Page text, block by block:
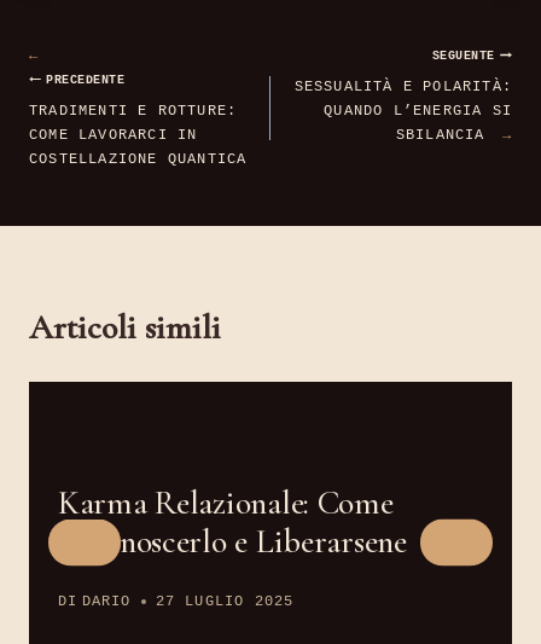
Navigazione
articoli
PRECEDENTE
TRADIMENTI E ROTTURE:
COME LAVORARCI IN
COSTELLAZIONE QUANTICA
SEGUENTE
SESSUALITÀ E POLARITÀ:
QUANDO L’ENERGIA SI
SBILANCIA
Articoli simili
Karma Relazionale: Come
Riconoscerlo e Liberarsene
DI DARIO 27 LUGLIO 2025